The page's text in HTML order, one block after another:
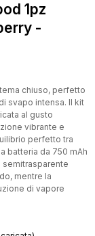
1pz
-
chiuso, perfetto
svapo intensa. Il kit
al gusto
vibrante e
perfetto tra
batteria da 750 mAh
semitrasparente
mentre la
di vapore